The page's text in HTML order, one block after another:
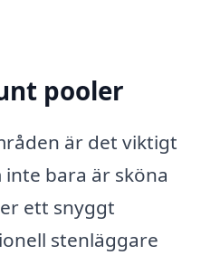
pooler
är det viktigt
bara är sköna
ett snyggt
stenläggare